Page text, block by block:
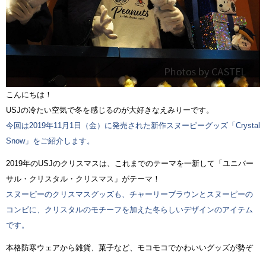
こんにちは！
USJの冷たい空気で冬を感じるのが大好きなえみりーです。
今回は2019年11月1日（金）に発売された新作スヌーピーグッズ「Crystal
Snow」をご紹介します。
2019年のUSJのクリスマスは、これまでのテーマを一新して「ユニバー
サル・クリスタル・クリスマス」がテーマ！
スヌーピーのクリスマスグッズも、チャーリーブラウンとスヌーピーの
コンビに、クリスタルのモチーフを加えた冬らしいデザインのアイテム
です。
本格防寒ウェアから雑貨、菓子など、モコモコでかわいいグッズが勢ぞ